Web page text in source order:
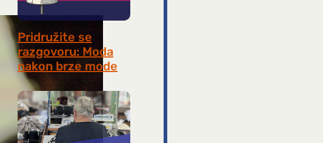
Pridružite se
razgovoru: Moda
nakon brze mode
July 31, 2026